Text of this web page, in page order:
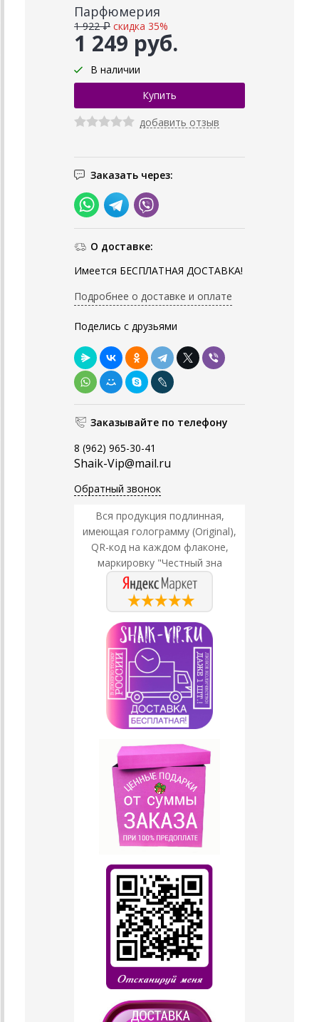
Парфюмерия
1 249 руб.
1 922 ₽ скидка 35%
В наличии
добавить отзыв
Заказать через:
О доставке:
Имеется БЕСПЛАТНАЯ ДОСТАВКА!
Подробнее о доставке и оплате
Поделись с друзьями
Заказывайте по телефону
8 (962) 965-30-41
Shaik-Vip@mail.ru
Обратный звонок
Вся продукция подлинная,
имеющая голограмму (Original),
QR-код на каждом флаконе,
маркировку "Честный зна